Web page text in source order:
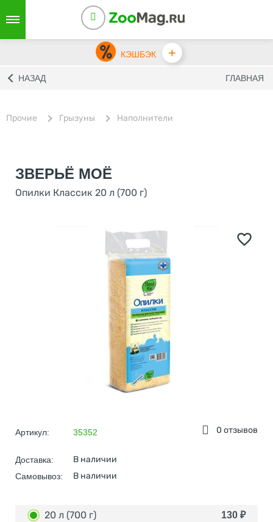
КЭШБЭК +
НАЗАД ГЛАВНАЯ
Прочие Грызуны Наполнители
ЗВЕРЬЁ МОЁ
Опилки Классик 20 л (700 г)
0 отзывов
Артикул: 35352
Доставка: В наличии
Самовывоз: В наличии
20 л (700 г) 130 ₽